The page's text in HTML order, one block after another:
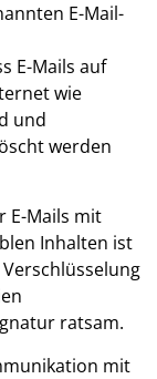
E-Mail-
E-Mails auf
wie
und
werden
E-Mails mit
Inhalten ist
ratsam.
mit